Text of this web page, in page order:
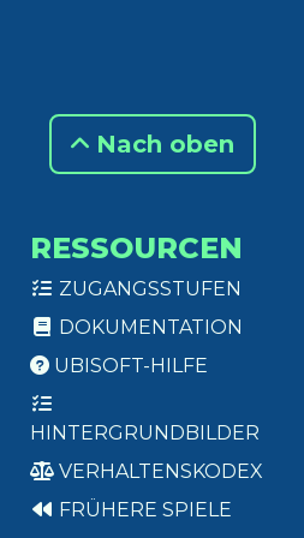
Nach oben
RESSOURCEN
ZUGANGSSTUFEN
DOKUMENTATION
UBISOFT-HILFE
HINTERGRUNDBILDER
VERHALTENSKODEX
FRÜHERE SPIELE